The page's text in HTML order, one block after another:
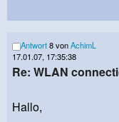
Antwort8 vonAchimL
17.01.07, 17:35:38
Re: WLAN
Hallo,